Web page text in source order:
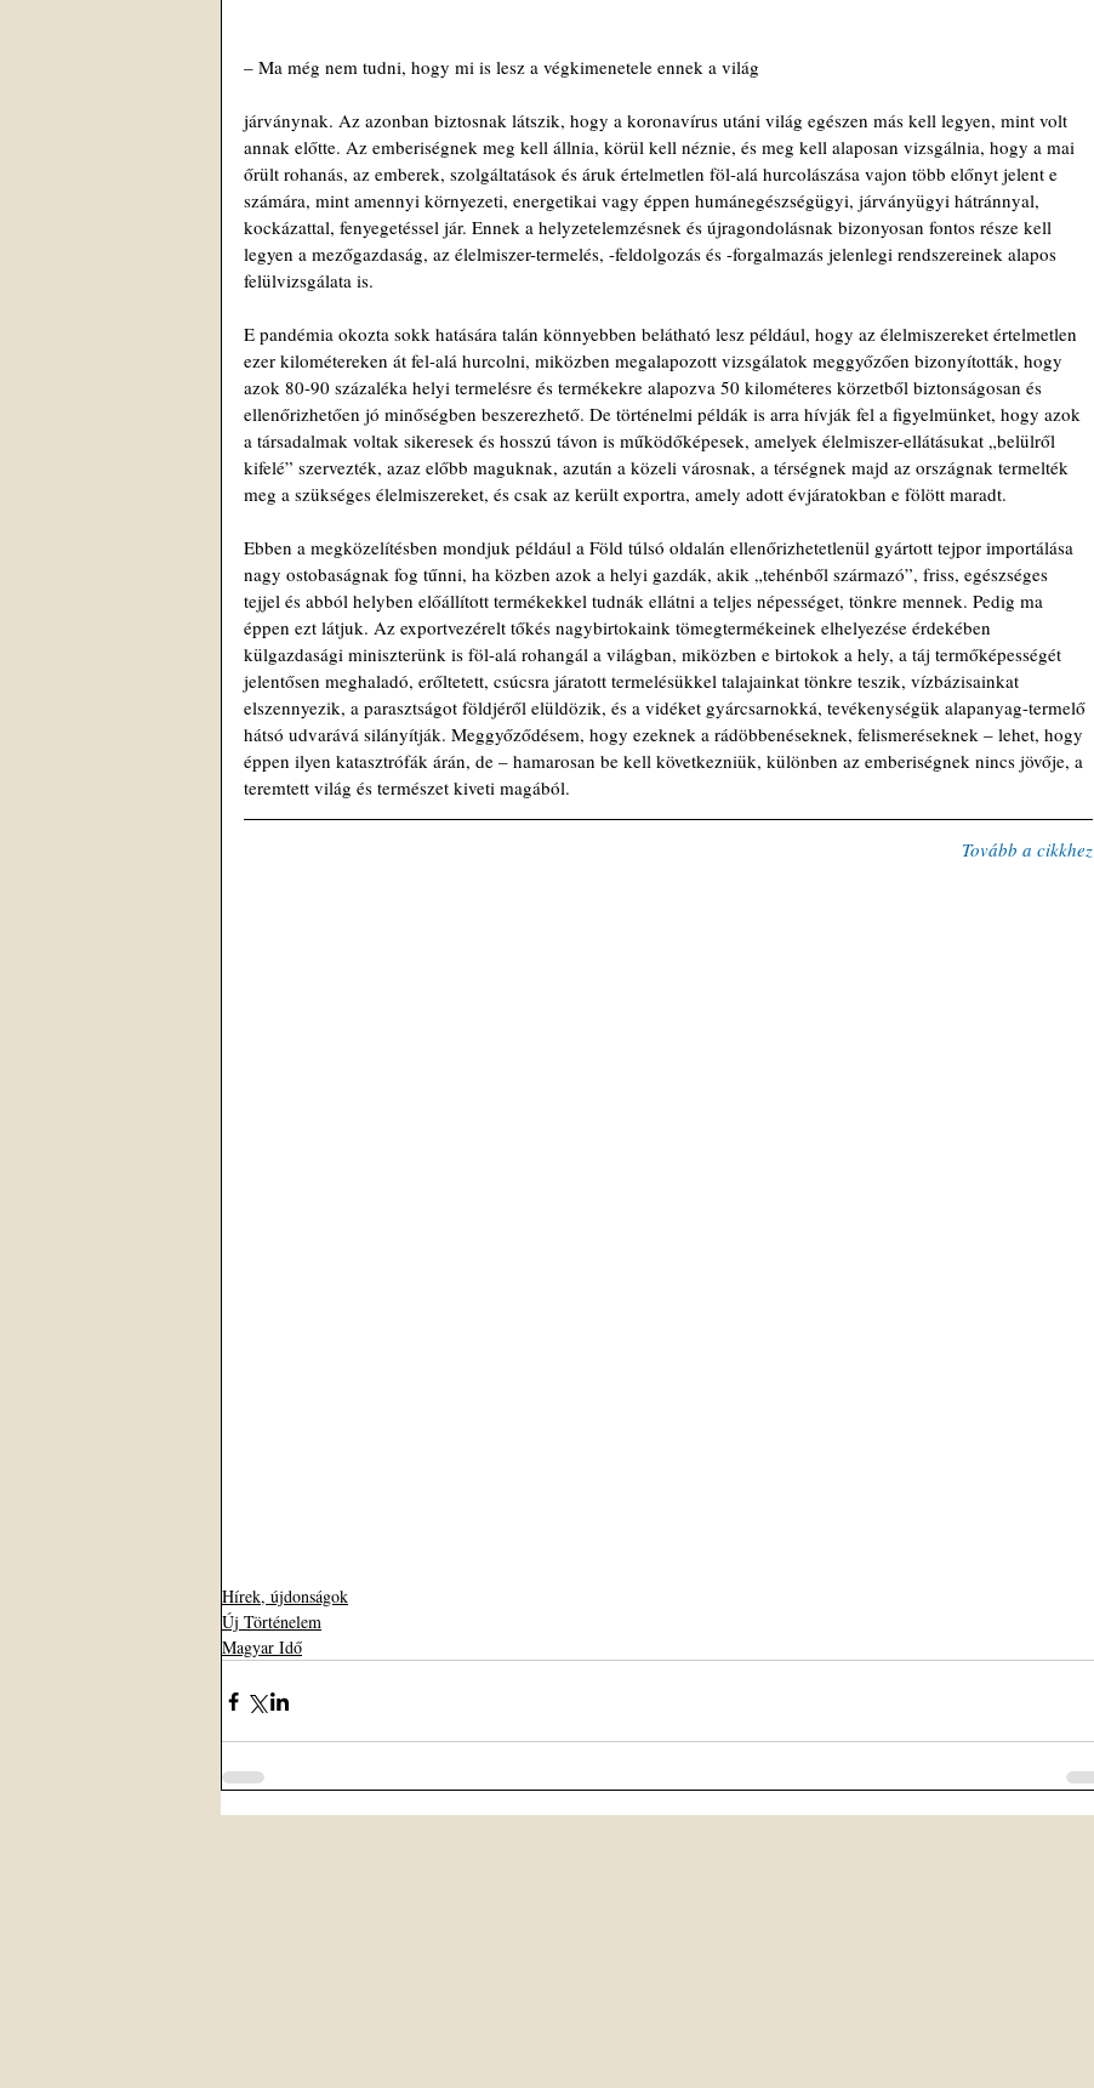
– Ma még nem tudni, hogy mi is lesz a végkimenetele ennek a világ
járványnak. Az azonban biztosnak látszik, hogy a koronavírus utáni világ egészen más kell legyen, mint volt
annak előtte. Az emberiségnek meg kell állnia, körül kell néznie, és meg kell alaposan vizsgálnia, hogy a mai
őrült rohanás, az emberek, szolgáltatások és áruk értelmetlen föl-alá hurcolászása vajon több előnyt jelent e
számára, mint amennyi környezeti, energetikai vagy éppen humánegészségügyi, járványügyi hátránnyal,
kockázattal, fenyegetéssel jár. Ennek a helyzetelemzésnek és újragondolásnak bizonyosan fontos része kell
legyen a mezőgazdaság, az élelmiszer-termelés, -feldolgozás és -forgalmazás jelenlegi rendszereinek alapos
felülvizsgálata is.
E pandémia okozta sokk hatására talán könnyebben belátható lesz például, hogy az élelmiszereket értelmetlen
ezer kilométereken át fel-alá hurcolni, miközben megalapozott vizsgálatok meggyőzően bizonyították, hogy
azok 80-90 százaléka helyi termelésre és termékekre alapozva 50 kilométeres körzetből biztonságosan és
ellenőrizhetően jó minőségben beszerezhető. De történelmi példák is arra hívják fel a ﬁgyelmünket, hogy azok
a társadalmak voltak sikeresek és hosszú távon is működőképesek, amelyek élelmiszer-ellátásukat „belülről
kifelé” szervezték, azaz előbb maguknak, azután a közeli városnak, a térségnek majd az országnak termelték
meg a szükséges élelmiszereket, és csak az került exportra, amely adott évjáratokban e fölött maradt.
Ebben a megközelítésben mondjuk például a Föld túlsó oldalán ellenőrizhetetlenül gyártott tejpor importálása
nagy ostobaságnak fog tűnni, ha közben azok a helyi gazdák, akik „tehénből származó”, friss, egészséges
tejjel és abból helyben előállított termékekkel tudnák ellátni a teljes népességet, tönkre mennek. Pedig ma
éppen ezt látjuk. Az exportvezérelt tőkés nagybirtokaink tömegtermékeinek elhelyezése érdekében
külgazdasági miniszterünk is föl-alá rohangál a világban, miközben e birtokok a hely, a táj termőképességét
jelentősen meghaladó, erőltetett, csúcsra járatott termelésükkel talajainkat tönkre teszik, vízbázisainkat
elszennyezik, a parasztságot földjéről elüldözik, és a vidéket gyárcsarnokká, tevékenységük alapanyag-termelő
hátsó udvarává silányítják. Meggyőződésem, hogy ezeknek a rádöbbenéseknek, felismeréseknek – lehet, hogy
éppen ilyen katasztrófák árán, de – hamarosan be kell következniük, különben az emberiségnek nincs jövője, a
teremtett világ és természet kiveti magából.
Tovább a cikkhez
Hírek, újdonságok
Új Történelem
Magyar Idő